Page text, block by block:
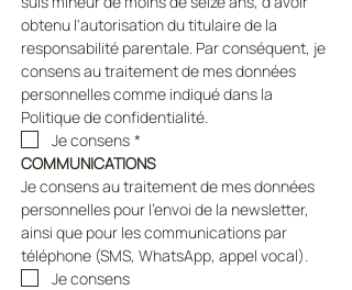
obtenu l'autorisation du titulaire de la
responsabilité parentale. Par conséquent, je
consens au traitement de mes données
personnelles comme indiqué dans la
Politique de confidentialité.
Je consens *
COMMUNICATIONS
Je consens au traitement de mes données
personnelles pour l'envoi de la newsletter,
ainsi que pour les communications par
téléphone (SMS, WhatsApp, appel vocal).
Je consens